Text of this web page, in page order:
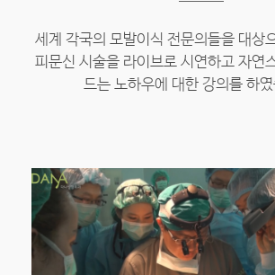
세계 각국의 모발이식 전문의들을 대상
피문신 시술을 라이브로 시연하고 자연
드는 노하우에 대한 강의를 하